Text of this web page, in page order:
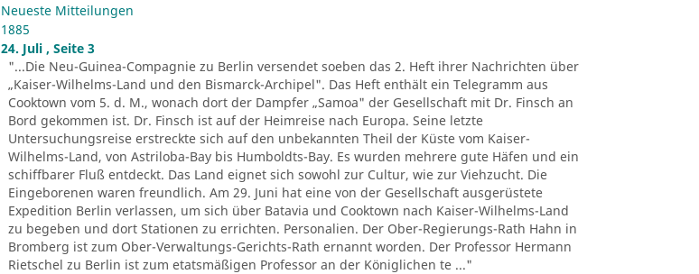
Neueste Mitteilungen
1885
24. Juli , Seite 3
"...Die Neu-Guinea-Compagnie zu Berlin versendet soeben das 2. Heft ihrer Nachrichten über
„Kaiser-Wilhelms-Land und den Bismarck-Archipel". Das Heft enthält ein Telegramm aus
Cooktown vom 5. d. M., wonach dort der Dampfer „Samoa" der Gesellschaft mit Dr. Finsch an
Bord gekommen ist. Dr. Finsch ist auf der Heimreise nach Europa. Seine letzte
Untersuchungsreise erstreckte sich auf den unbekannten Theil der Küste vom Kaiser-
Wilhelms-Land, von Astriloba-Bay bis Humboldts-Bay. Es wurden mehrere gute Häfen und ein
schiffbarer Fluß entdeckt. Das Land eignet sich sowohl zur Cultur, wie zur Viehzucht. Die
Eingeborenen waren freundlich. Am 29. Juni hat eine von der Gesellschaft ausgerüstete
Expedition Berlin verlassen, um sich über Batavia und Cooktown nach Kaiser-Wilhelms-Land
zu begeben und dort Stationen zu errichten. Personalien. Der Ober-Regierungs-Rath Hahn in
Bromberg ist zum Ober-Verwaltungs-Gerichts-Rath ernannt worden. Der Professor Hermann
Rietschel zu Berlin ist zum etatsmäßigen Professor an der Königlichen te ..."